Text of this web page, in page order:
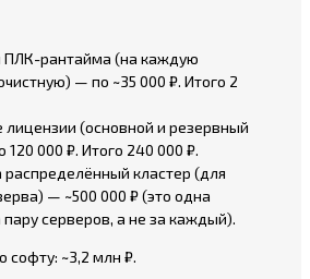
ПЛК-рантайма (на каждую
— по ~35 000 ₽. Итого 2
лицензии (основной и резервный
000 ₽. Итого 240 000 ₽.
распределённый кластер (для
— ~500 000 ₽ (это одна
пару серверов, а не за каждый).
софту: ~3,2 млн ₽.